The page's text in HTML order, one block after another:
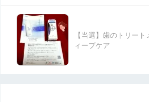
【当選】歯のトリー
ィープケア